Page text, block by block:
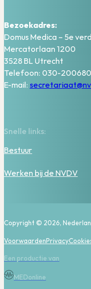
Bezoekadres:
Domus Medica – 5e
Mercatorlaan 1200
3528 BL Utrecht
Telefoon: 030-
E-mail:
Snelle links:
Bestuur
Werken bij de NVDV
Copyright © 2026,
VoorwaardenPrivacy
Een productie van
MEDonline